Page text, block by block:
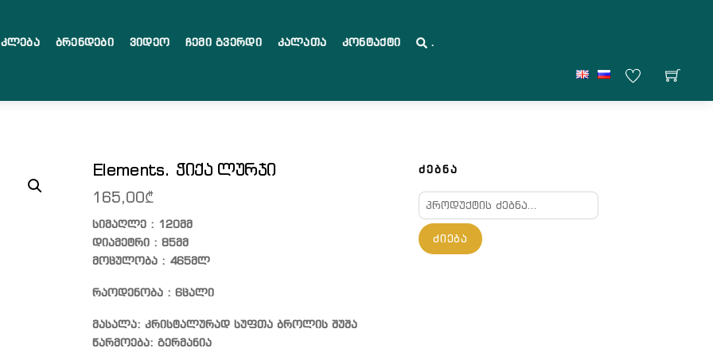
Ბრენდები Ვიდეო Ჩემი Გვერდი Კალათა Კონტაქტი .
Elements. ჭიქა ლურჯი
165,00₾
სიმაღლე : 120მმ
დიამეტრი : 85მმ
მოცულობა : 465მლ
რაოდენობა : 6ცალი
მასალა: კრისტალურად სუფთა ბროლის შუშა
წარმოება: გერმანია
ᲫᲔᲑᲜᲐ
ძებნა:
ᲫᲘᲔᲑᲐ